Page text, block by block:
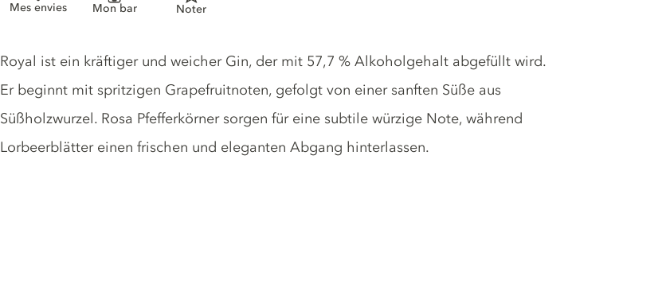
Mes envies Mon bar Noter
Gin description
Royal ist ein kräftiger und weicher Gin, der mit 57,7 % Alkoholgehalt abgefüllt wird.
Er beginnt mit spritzigen Grapefruitnoten, gefolgt von einer sanften Süße aus
Süßholzwurzel. Rosa Pfefferkörner sorgen für eine subtile würzige Note, während
Lorbeerblätter einen frischen und eleganten Abgang hinterlassen.